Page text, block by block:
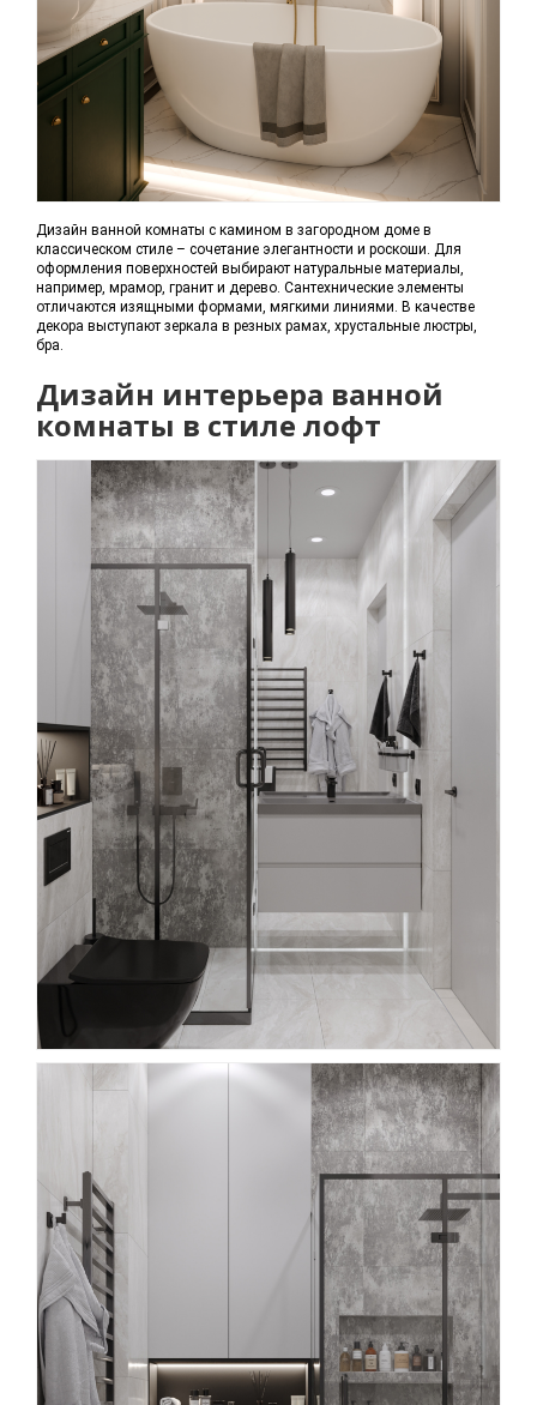
Дизайн ванной комнаты с камином в загородном доме в
классическом стиле – сочетание элегантности и роскоши. Для
оформления поверхностей выбирают натуральные материалы,
например, мрамор, гранит и дерево. Сантехнические элементы
отличаются изящными формами, мягкими линиями. В качестве
декора выступают зеркала в резных рамах, хрустальные люстры,
бра.
Дизайн интерьера ванной
комнаты в стиле лофт